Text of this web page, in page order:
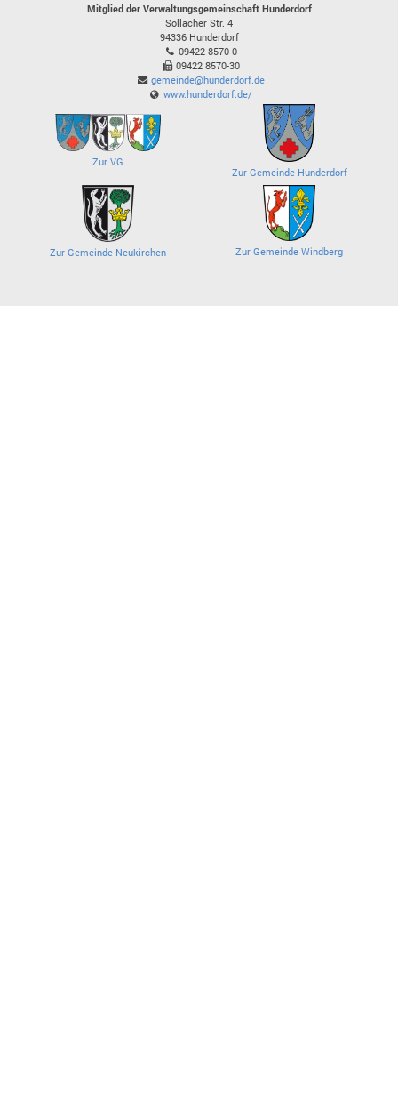
Mitglied der Verwaltungsgemeinschaft Hunderdorf
Sollacher Str. 4
94336 Hunderdorf
09422 8570-0
09422 8570-30
gemeinde@hunderdorf.de
www.hunderdorf.de/
Zur VG
Zur Gemeinde Hunderdorf
Zur Gemeinde Neukirchen Zur Gemeinde Windberg